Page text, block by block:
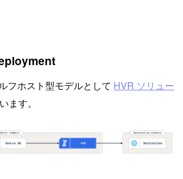
フホスト型モデルとして HVR ソリュー
ます。